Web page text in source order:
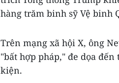
hàng trăm binh sỹ Vệ binh
Trên mạng xã hội X, ông
"bất hợp pháp," đe dọa
kiện.